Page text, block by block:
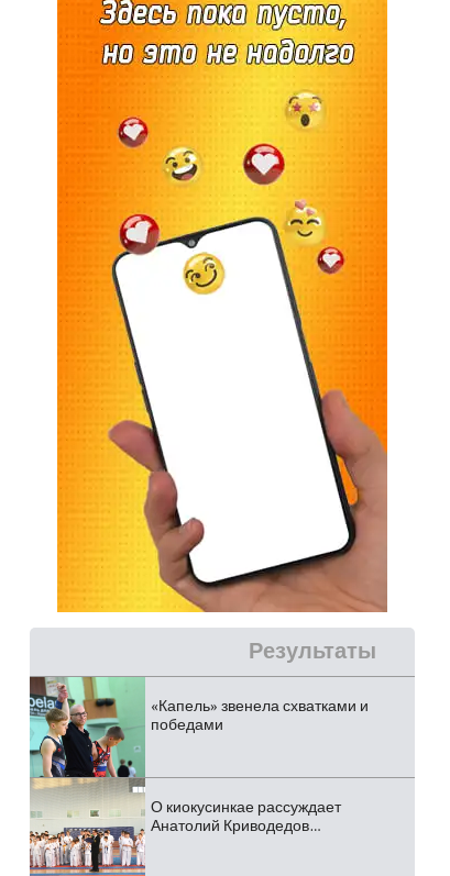
Результаты
«Капель» звенела схватками и
победами
О киокусинкае рассуждает
Анатолий Криводедов…